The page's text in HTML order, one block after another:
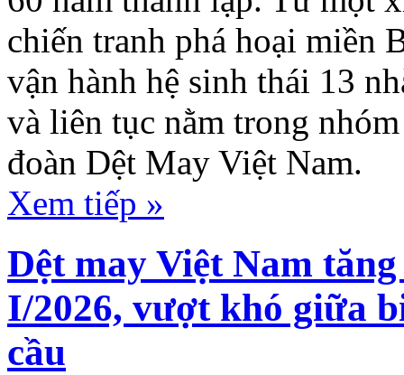
chiến tranh phá hoại miền
vận hành hệ sinh thái 13
và liên tục nằm trong
đoàn Dệt May Việt Nam.
Xem tiếp »
Dệt may Việt Nam
I/2026, vượt khó giữa
cầu